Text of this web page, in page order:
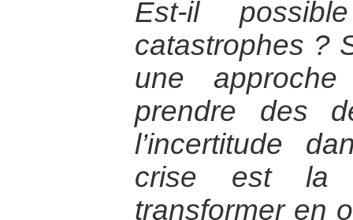
Est-il
catastrophes ?
une
prendre des
l’incertitude
crise est la
transformer en